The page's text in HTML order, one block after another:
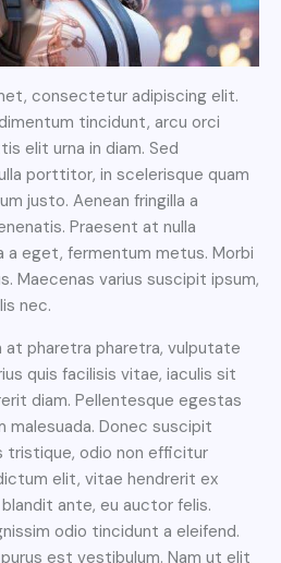
consectetur adipiscing elit.
tincidunt, arcu orci
elit urna in diam. Sed
porttitor, in scelerisque quam
justo. Aenean fringilla a
Praesent at nulla
a eget, fermentum metus. Morbi
Maecenas varius suscipit ipsum,
nec.
at pharetra pharetra, vulputate
quis facilisis vitae, iaculis sit
diam. Pellentesque egestas
malesuada. Donec suscipit
tristique, odio non efficitur
elit, vitae hendrerit ex
ante, eu auctor felis.
odio tincidunt a eleifend.
est vestibulum. Nam ut elit